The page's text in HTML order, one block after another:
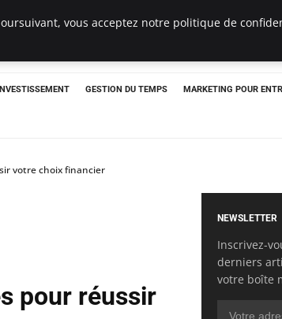
GESTION DU TEMPS MARKETING POUR
votre choix financier
pour réussir
NEWSLETTER
Inscrivez-
derniers
votre boîte
vous acceptez notre politique de